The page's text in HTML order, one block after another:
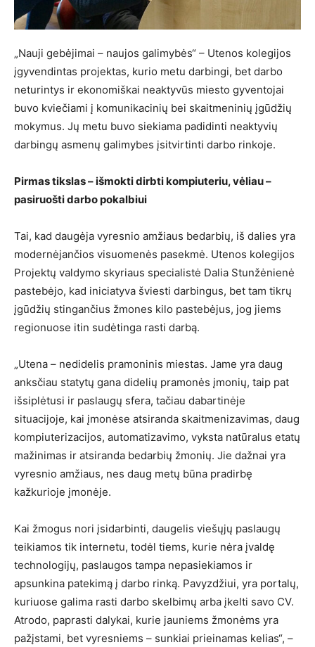
„Nauji gebėjimai – naujos galimybės“ – Utenos kolegijos
įgyvendintas projektas, kurio metu darbingi, bet darbo
neturintys ir ekonomiškai neaktyvūs miesto gyventojai
buvo kviečiami į komunikacinių bei skaitmeninių įgūdžių
mokymus. Jų metu buvo siekiama padidinti neaktyvių
darbingų asmenų galimybes įsitvirtinti darbo rinkoje.
Pirmas tikslas – išmokti dirbti kompiuteriu, vėliau –
pasiruošti darbo pokalbiui
Tai, kad daugėja vyresnio amžiaus bedarbių, iš dalies yra
modernėjančios visuomenės pasekmė. Utenos kolegijos
Projektų valdymo skyriaus specialistė Dalia Stunžėnienė
pastebėjo, kad iniciatyva šviesti darbingus, bet tam tikrų
įgūdžių stingančius žmones kilo pastebėjus, jog jiems
regionuose itin sudėtinga rasti darbą.
„Utena – nedidelis pramoninis miestas. Jame yra daug
anksčiau statytų gana didelių pramonės įmonių, taip pat
išsiplėtusi ir paslaugų sfera, tačiau dabartinėje
situacijoje, kai įmonėse atsiranda skaitmenizavimas, daug
kompiuterizacijos, automatizavimo, vyksta natūralus etatų
mažinimas ir atsiranda bedarbių žmonių. Jie dažnai yra
vyresnio amžiaus, nes daug metų būna pradirbę
kažkurioje įmonėje.
Kai žmogus nori įsidarbinti, daugelis viešųjų paslaugų
teikiamos tik internetu, todėl tiems, kurie nėra įvaldę
technologijų, paslaugos tampa nepasiekiamos ir
apsunkina patekimą į darbo rinką. Pavyzdžiui, yra portalų,
kuriuose galima rasti darbo skelbimų arba įkelti savo CV.
Atrodo, paprasti dalykai, kurie jauniems žmonėms yra
pažįstami, bet vyresniems – sunkiai prieinamas kelias“, –